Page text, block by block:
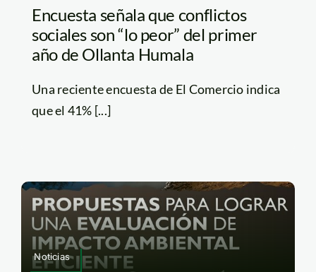
Encuesta señala que conflictos
sociales son “lo peor” del primer
año de Ollanta Humala
Una reciente encuesta de El Comercio indica
que el 41% [...]
Noticias